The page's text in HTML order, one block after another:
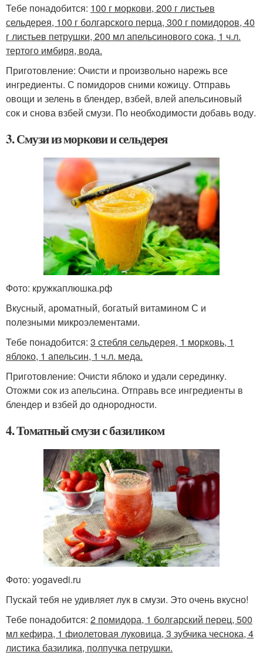
Тебе понадобится: 100 г моркови, 200 г листьев
сельдерея, 100 г болгарского перца, 300 г помидоров, 40
г листьев петрушки, 200 мл апельсинового сока, 1 ч.л.
тертого имбиря, вода.
Приготовление: Очисти и произвольно нарежь все
ингредиенты. С помидоров сними кожицу. Отправь
овощи и зелень в блендер, взбей, влей апельсиновый
сок и снова взбей смузи. По необходимости добавь воду.
3. Смузи из моркови и сельдерея
Фото: кружкаплюшка.рф
Вкусный, ароматный, богатый витамином С и
полезными микроэлементами.
Тебе понадобится: 3 стебля сельдерея, 1 морковь, 1
яблоко, 1 апельсин, 1 ч.л. меда.
Приготовление: Очисти яблоко и удали серединку.
Отожми сок из апельсина. Отправь все ингредиенты в
блендер и взбей до однородности.
4. Томатный смузи с базиликом
Фото: yogavedi.ru
Пускай тебя не удивляет лук в смузи. Это очень вкусно!
Тебе понадобится: 2 помидора, 1 болгарский перец, 500
мл кефира, 1 фиолетовая луковица, 3 зубчика чеснока, 4
листика базилика, полпучка петрушки.